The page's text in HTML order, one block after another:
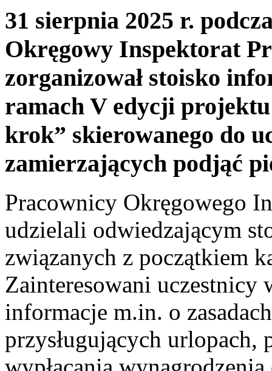
31 sierpnia 2025 r.
Okręgowy Inspektorat
zorganizował stoisko
ramach V edycji
krok” skierowanego do
zamierzających podjąć
Pracownicy Okręgowego
udzielali odwiedzającym
związanych z początkiem
Zainteresowani uczestnicy
informacje m.in. o
przysługujących urlopach,